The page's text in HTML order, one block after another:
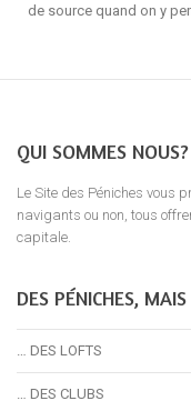
de source quand on y
QUI SOMMES NOUS?
Le Site des Péniches vous
navigants ou non, tous
capitale.
DES PÉNICHES,
… DES LOFTS
… DES CLUBS